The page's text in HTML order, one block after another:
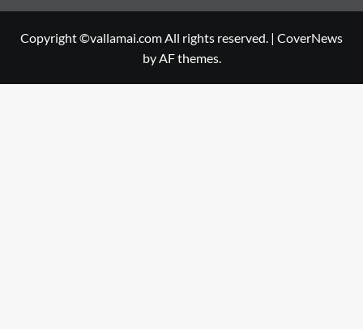
Copyright ©vallamai.com All rights reserved. | CoverNews
by AF themes.